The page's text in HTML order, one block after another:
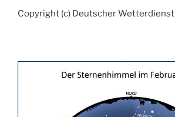
Copyright (c) Deutscher Wetterdienst